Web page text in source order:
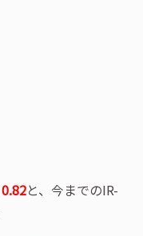
0.82と、今までのIR-